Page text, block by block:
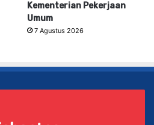
Kementerian Pekerjaan
Umum
7 Agustus 2026